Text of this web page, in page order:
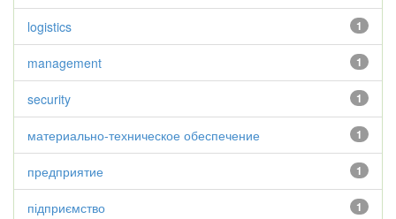
1
logistics
1
management
1
security
1
материально-техническое обеспечение
1
предприятие
1
підприємство